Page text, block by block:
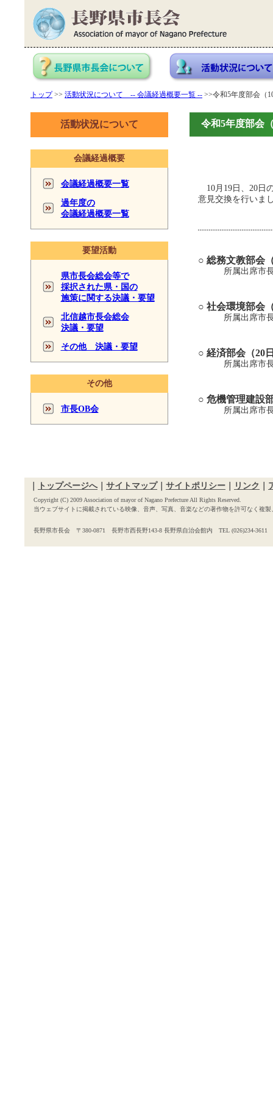
トップ>> 活動状況について -- 会議経過概要一覧 -- >>令和5年度部会（
活動状況について
会議経過概要
会議経過概要一覧
過年度の
会議経過概要一覧
要望活動
県市長会総会等で
採択された県・国の
施策に関する決議・要望
北信越市長会総会
決議・要望
その他 決議・要望
その他
市長OB会
令和5年度部会
10月19日、20日
意見交換を行いま
○ 総務文教部会
所属出席市長：
○ 社会環境部会
所属出席市長 ：
○ 経済部会（20
所属出席市長：
○ 危機管理建設
所属出席市長：
トップページへ サイトマップ｜ サイトポリシー リンク
Copyright (C) 2009 Association of mayor of Nagano Prefecture All Rights Reserved.
当ウェブサイトに掲載されている映像、音声、写真、音楽などの著作物を許可なく複
長野県市長会 〒380-0871 長野市西長野143-8 長野県自治会館内 TEL (026)234-3611